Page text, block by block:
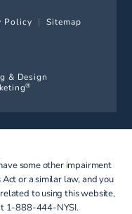
Policy Sitemap
& Design
®
some other impairment
or a similar law, and you
to using this website,
1-888-444-NYSI.